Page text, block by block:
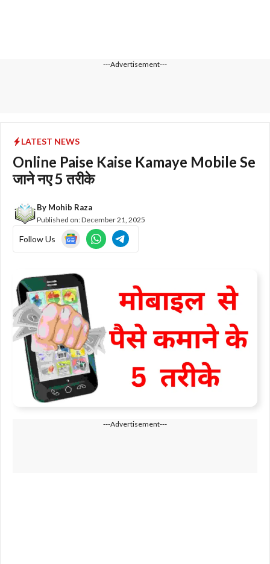
---Advertisement---
LATEST NEWS
Online Paise Kaise Kamaye Mobile Se
जाने नए 5 तरीके
By Mohib Raza
Published on:December 21, 2025
Follow Us
---Advertisement---